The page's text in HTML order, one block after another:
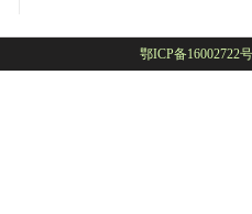
鄂ICP备16002722